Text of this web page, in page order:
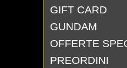
GIFT CARD
GUNDAM
OFFERTE
PREORDINI